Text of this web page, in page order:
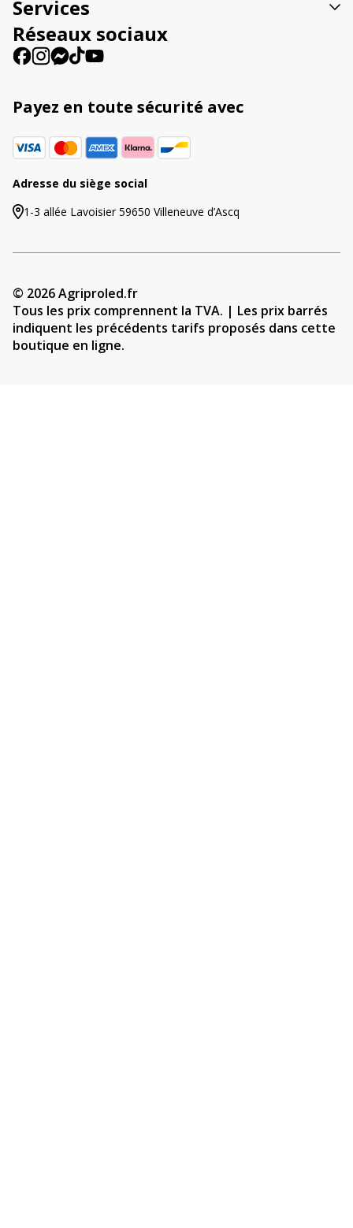
e
:
Services
Réseaux sociaux
Payez en toute sécurité avec
Adresse du siège social
1-3 allée Lavoisier 59650 Villeneuve d’Ascq
© 2026 Agriproled.fr
Tous les prix comprennent la TVA. | Les prix barrés
indiquent les précédents tarifs proposés dans cette
boutique en ligne.